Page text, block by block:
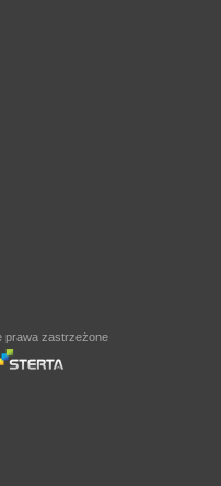
prawa zastrzeżone